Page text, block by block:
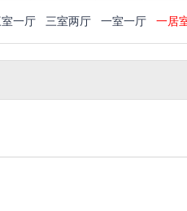
一厅 三室两厅 一室一厅 一居